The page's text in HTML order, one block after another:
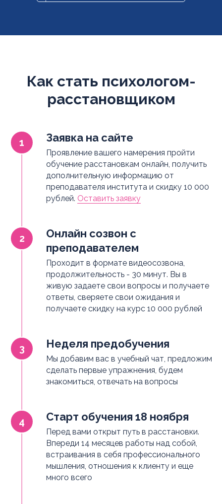
Как стать психологом-
расстановщиком
Заявка на сайте
Проявление вашего намерения пройти
обучение расстановкам онлайн, получить
дополнительную информацию от
преподавателя института и скидку 10 000
рублей. Оставить заявку
Онлайн созвон с
преподавателем
Проходит в формате видеосозвона,
продолжительность - 30 минут. Вы в
живую задаете свои вопросы и получаете
ответы, сверяете свои ожидания и
получаете скидку на курс 10 000 рублей
Неделя предобучения
Мы добавим вас в учебный чат, предложим
сделать первые упражнения, будем
знакомиться, отвечать на вопросы
Старт обучения 18 ноября
Перед вами открыт путь в расстановки.
Впереди 14 месяцев работы над собой,
встраивания в себя профессионального
мышления, отношения к клиенту и еще
много всего